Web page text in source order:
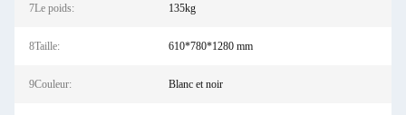
7Le poids: 135kg
8Taille: 610*780*1280 mm
9Couleur: Blanc et noir